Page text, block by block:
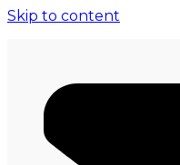
Skip to content